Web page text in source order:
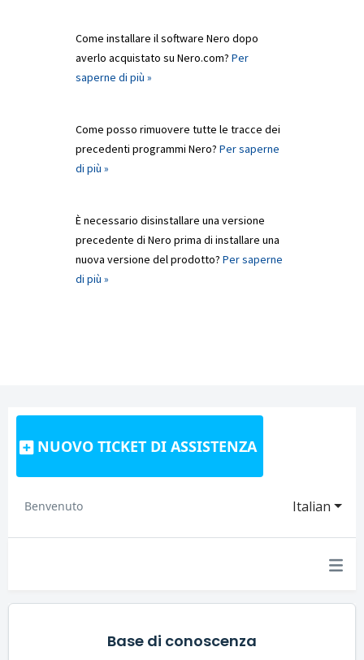
Come installare il software Nero dopo
averlo acquistato su Nero.com? Per
saperne di più »
Come posso rimuovere tutte le tracce dei
precedenti programmi Nero? Per saperne
di più »
È necessario disinstallare una versione
precedente di Nero prima di installare una
nuova versione del prodotto? Per saperne
di più »
NUOVO TICKET DI ASSISTENZA
Italian
Benvenuto
Base di conoscenza